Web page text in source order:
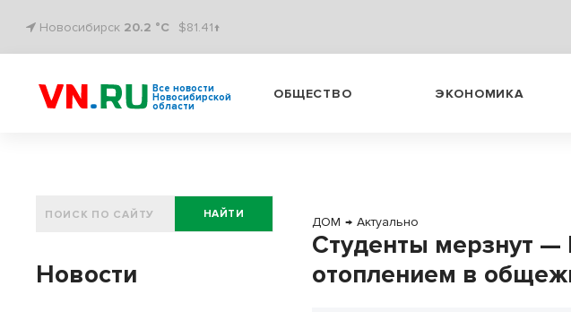
Новосибирск 20.2 °C $81.41↑
Все новости
Новосибирской
области
ОБЩЕСТВО ЭКОНОМИКА
ДОМ → Актуально
Студенты мерзнут
отоплением в
НАЙТИ
Новости